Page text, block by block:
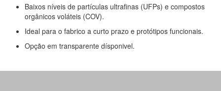
Baixos níveis de partículas ultrafinas (UFPs) e compostos
orgânicos voláteis (COV).
Ideal para o fabrico a curto prazo e protótipos funcionais.
Opção em transparente dísponivel.